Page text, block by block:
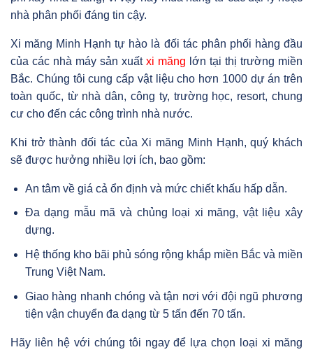
nhà phân phối đáng tin cậy.
Xi măng Minh Hạnh tự hào là đối tác phân phối hàng đầu
của các nhà máy sản xuất xi măng lớn tại thị trường miền
Bắc. Chúng tôi cung cấp vật liệu cho hơn 1000 dự án trên
toàn quốc, từ nhà dân, công ty, trường học, resort, chung
cư cho đến các công trình nhà nước.
Khi trở thành đối tác của Xi măng Minh Hạnh, quý khách
sẽ được hưởng nhiều lợi ích, bao gồm:
An tâm về giá cả ổn định và mức chiết khấu hấp dẫn.
Đa dạng mẫu mã và chủng loại xi măng, vật liệu xây
dựng.
Hệ thống kho bãi phủ sóng rộng khắp miền Bắc và miền
Trung Việt Nam.
Giao hàng nhanh chóng và tận nơi với đội ngũ phương
tiện vận chuyển đa dạng từ 5 tấn đến 70 tấn.
Hãy liên hệ với chúng tôi ngay để lựa chọn loại xi măng